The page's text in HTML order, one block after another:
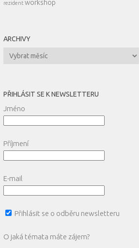
rezident workshop
ARCHIVY
Archivy
PŘIHLÁSIT SE K NEWSLETTERU
Jméno
Příjmení
E-mail
Přihlásit se o odběru newsletteru
O jaká témata máte zájem?